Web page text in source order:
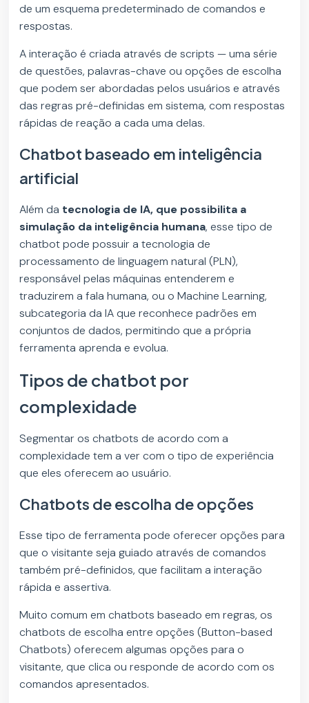
de um esquema predeterminado de comandos e
respostas.
A interação é criada através de scripts — uma série
de questões, palavras-chave ou opções de escolha
que podem ser abordadas pelos usuários e através
das regras pré-definidas em sistema, com respostas
rápidas de reação a cada uma delas.
Chatbot baseado em inteligência
artificial
Além da tecnologia de IA, que possibilita a
simulação da inteligência humana, esse tipo de
chatbot pode possuir a tecnologia de
processamento de linguagem natural (PLN),
responsável pelas máquinas entenderem e
traduzirem a fala humana, ou o Machine Learning,
subcategoria da IA que reconhece padrões em
conjuntos de dados, permitindo que a própria
ferramenta aprenda e evolua.
Tipos de chatbot por
complexidade
Segmentar os chatbots de acordo com a
complexidade tem a ver com o tipo de experiência
que eles oferecem ao usuário.
Chatbots de escolha de opções
Esse tipo de ferramenta pode oferecer opções para
que o visitante seja guiado através de comandos
também pré-definidos, que facilitam a interação
rápida e assertiva.
Muito comum em chatbots baseado em regras, os
chatbots de escolha entre opções (Button-based
Chatbots) oferecem algumas opções para o
visitante, que clica ou responde de acordo com os
comandos apresentados.